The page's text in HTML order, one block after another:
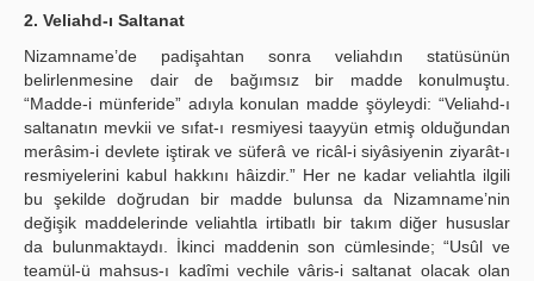
2. Veliahd-ı Saltanat
Nizamname’de padişahtan sonra veliahdın statüsünün
belirlenmesine dair de bağımsız bir madde konulmuştu.
“Madde-i münferide” adıyla konulan madde şöyleydi: “Veliahd-ı
saltanatın mevkii ve sıfat-ı resmiyesi taayyün etmiş olduğundan
merâsim-i devlete iştirak ve süferâ ve ricâl-i siyâsiyenin ziyarât-ı
resmiyelerini kabul hakkını hâizdir.” Her ne kadar veliahtla ilgili
bu şekilde doğrudan bir madde bulunsa da Nizamname’nin
değişik maddelerinde veliahtla irtibatlı bir takım diğer hususlar
da bulunmaktaydı. İkinci maddenin son cümlesinde; “Usûl ve
teamül-ü mahsus-ı kadîmi vechile vâris-i saltanat olacak olan